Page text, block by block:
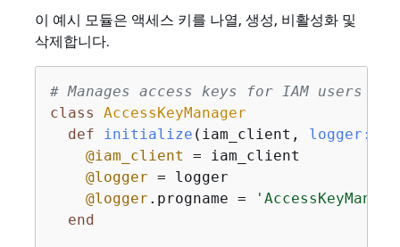
이 예시 모듈은 액세스 키를 나열, 생성, 비활성화 및
삭제합니다.
# Manages access keys for IAM users
class
AccessKeyManager
def
initialize (iam_client, logger:
@iam_client = iam_client
@logger = logger
@logger .progname =
end